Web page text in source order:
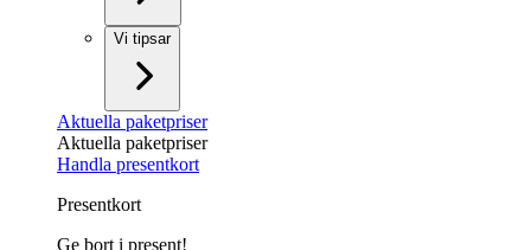
Vi tipsar
Aktuella paketpriser
Aktuella paketpriser
Handla presentkort
Presentkort
Ge bort i present!